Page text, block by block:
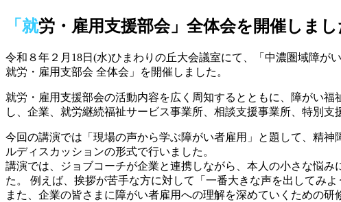
「就労・雇用支援部会」全体会を開催しまし
令和８年２月18日(水)ひまわりの丘大会議室にて、「中濃圏域障が
就労・雇用支部会 全体会」を開催しました。
就労・雇用支援部会の活動内容を広く周知するとともに、障がい
し、企業、就労継続福祉サービス事業所、相談支援事業所、特別
今回の講演では「現場の声から学ぶ障がい者雇用」と題して、精
ルディスカッションの形式で行いました。
講演では、ジョブコーチが企業と連携しながら、本人の小さな悩
た。 例えば、挨拶が苦手な方に対して「一番大きな声を出してみ
また、企業の皆さまに障がい者雇用への理解を深めていくための